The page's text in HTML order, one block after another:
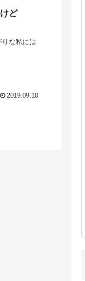
ど
な私には
2019.09.10